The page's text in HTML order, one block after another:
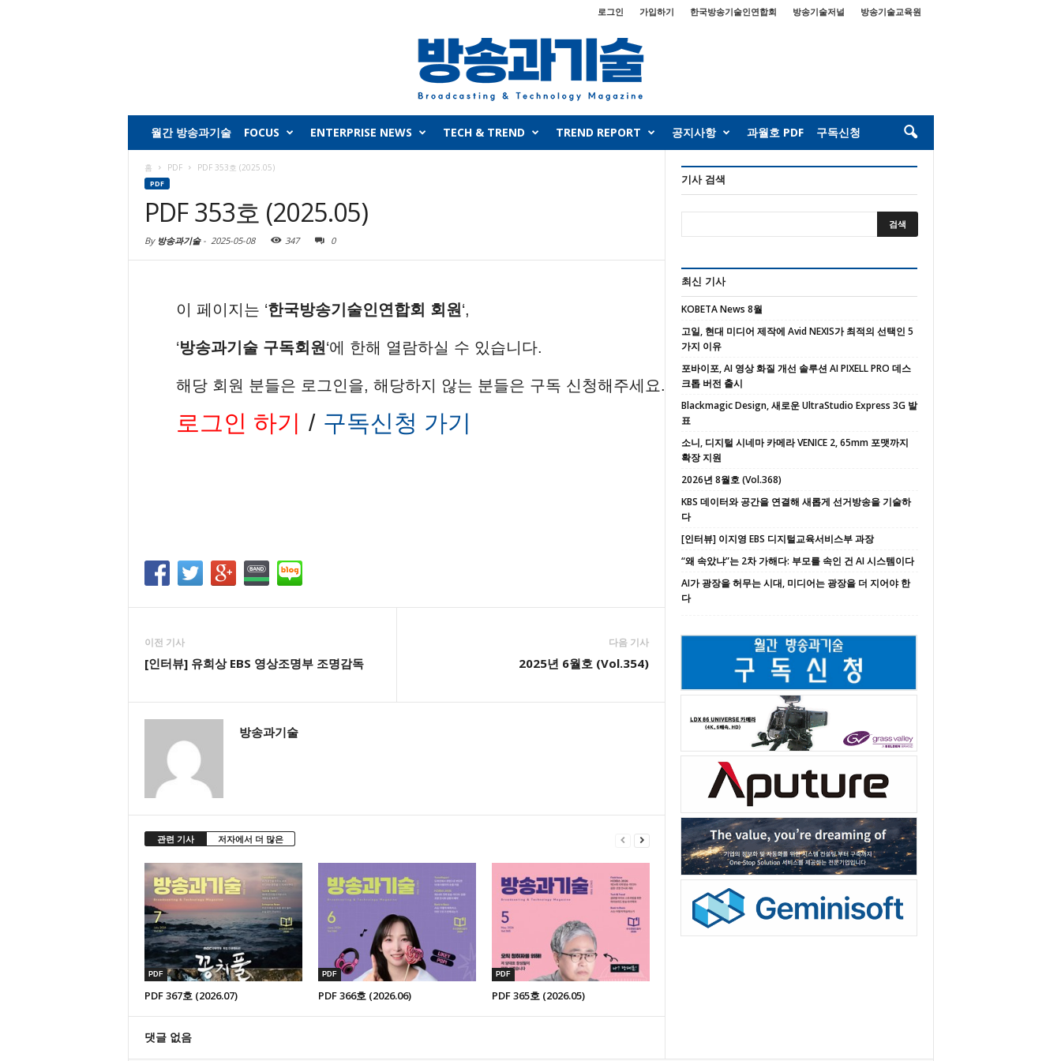
로그인 가입하기 한국방송기술인연합회 방송기술저널 방송기술교육원
월간 방송과기술 FOCUS ENTERPRISE NEWS TECH & TREND TREND REPORT 공지사항 과월호 PDF 구독신청
홈 PDF PDF 353호 (2025.05)
PDF
PDF 353호 (2025.05)
By 방송과기술- 2025-05-08 347 0
이 페이지는 ‘한국방송기술인연합회 회원 ‘,
‘방송과기술 구독회원 ‘에 한해 열람하실 수 있습니다.
해당 회원 분들은 로그인을, 해당하지 않는 분들은 구독 신청해주세요.
로그인 하기 / 구독신청 가기
이전 기사
[인터뷰] 유희상 EBS 영상조명부 조명감독
다음 기사
2025년 6월호 (Vol.354)
방송과기술
관련 기사 저자에서 더 많은
PDF
PDF 367호 (2026.07)
PDF
PDF 366호 (2026.06)
PDF
PDF 365호 (2026.05)
댓글 없음
기사 검색
최신 기사
KOBETA News 8월
고일, 현대 미디어 제작에 Avid NEXIS가 최적의 선택인 5
가지 이유
포바이포, AI 영상 화질 개선 솔루션 AI PIXELL PRO 데스
크톱 버전 출시
Blackmagic Design, 새로운 UltraStudio Express 3G 발
표
소니, 디지털 시네마 카메라 VENICE 2, 65mm 포맷까지
확장 지원
2026년 8월호 (Vol.368)
KBS 데이터와 공간을 연결해 새롭게 선거방송을 기술하
다
[인터뷰] 이지영 EBS 디지털교육서비스부 과장
“왜 속았냐”는 2차 가해다: 부모를 속인 건 AI 시스템이다
AI가 광장을 허무는 시대, 미디어는 광장을 더 지어야 한
다